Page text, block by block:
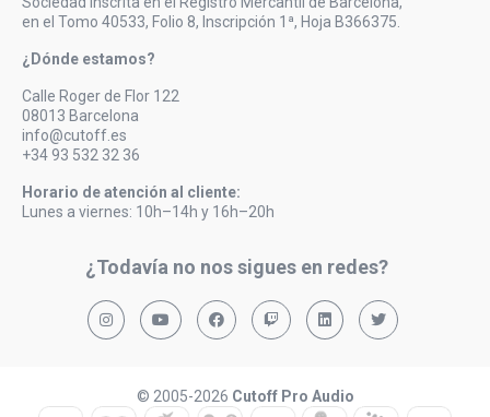
en el Tomo 40533, Folio 8, Inscripción 1ª, Hoja B366375.
¿Dónde estamos?
Calle Roger de Flor 122
08013 Barcelona
info@cutoff.es
+34 93 532 32 36
Horario de atención al cliente:
Lunes a viernes: 10h–14h y 16h–20h
¿Todavía no nos sigues en redes?
© 2005-2026 Cutoff Pro Audio